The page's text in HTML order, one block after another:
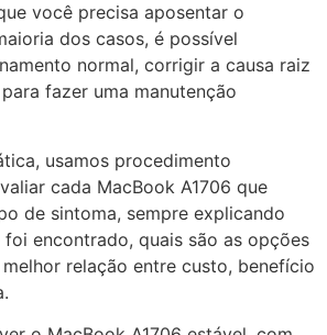
você precisa aposentar o
dos casos, é possível
normal, corrigir a causa raiz
fazer uma manutenção
usamos procedimento
cada MacBook A1706 que
de sintoma, sempre explicando
encontrado, quais são as opções
relação entre custo, benefício